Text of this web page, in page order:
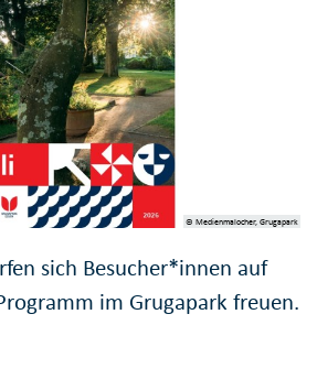
© Medienmalocher, Grugapark
sich Besucher*innen auf
im Grugapark freuen.